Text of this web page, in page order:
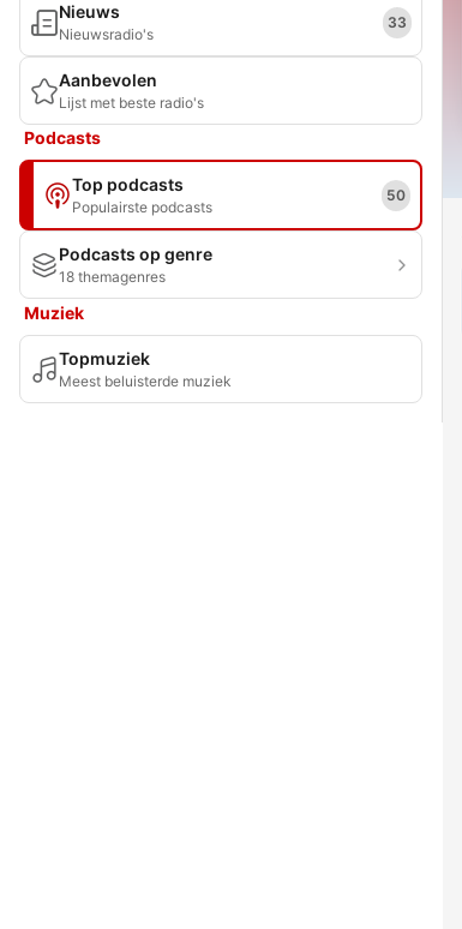
Nieuws
Nieuwsradio's
33
Aanbevolen
Lijst met beste radio's
Podcasts
Top podcasts
Populairste podcasts
50
Podcasts op genre
18 themagenres
Muziek
Topmuziek
Meest beluisterde muziek